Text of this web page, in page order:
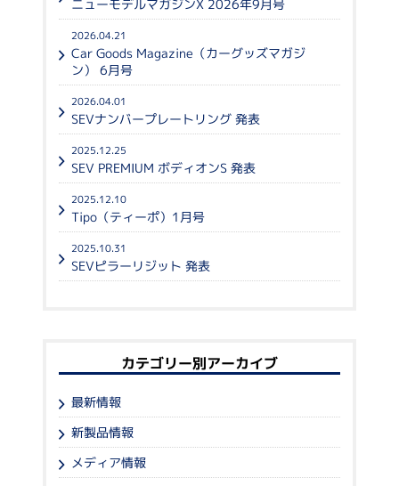
ニューモデルマガジンX 2026年9月号
2026.04.21
Car Goods Magazine（カーグッズマガジ
ン） 6月号
2026.04.01
SEVナンバープレートリング 発表
2025.12.25
SEV PREMIUM ボディオンS 発表
2025.12.10
Tipo（ティーポ）1月号
2025.10.31
SEVピラーリジット 発表
カテゴリー別アーカイブ
最新情報
新製品情報
メディア情報